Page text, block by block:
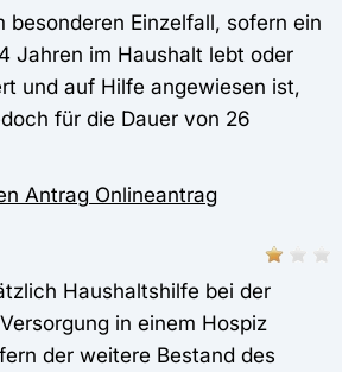
besonderen Einzelfall, sofern ein
Jahren im Haushalt lebt oder
und auf Hilfe angewiesen ist,
für die Dauer von 26
Antrag Onlineantrag
Haushaltshilfe bei der
in einem Hospiz
der weitere Bestand des